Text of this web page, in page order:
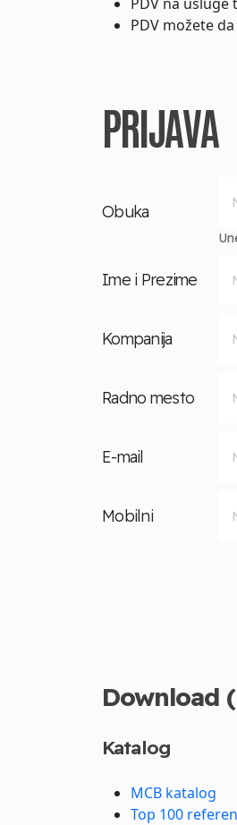
PDV možete
PRIJAVA
Obuka
Ime i Prezime
Kompanija
Radno mesto
E-mail
Mobilni
Download
Katalog
MCB katalog
Top 100